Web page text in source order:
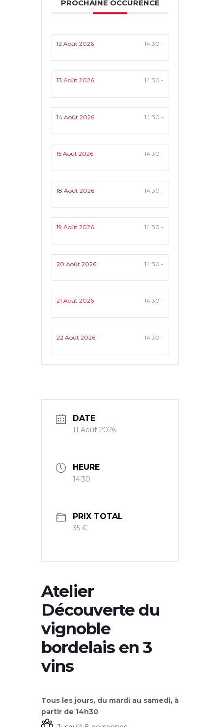
PROCHAINE OCCURENCE
12 Août 2026 14:30 -
13 Août 2026 14:30 -
14 Août 2026 14:30 -
15 Août 2026 14:30 -
18 Août 2026 14:30 -
19 Août 2026 14:30 -
20 Août 2026 14:30 -
21 Août 2026 14:30 -
22 Août 2026 14:30 -
DATE
11 Août 2026
HEURE
14:30
PRIX TOTAL
35 €
Atelier
Découverte du
vignoble
bordelais en 3
vins
Tous les jours, du mardi au samedi, à
partir de 14h30